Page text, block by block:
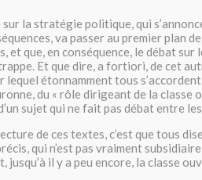
la stratégie politique, qui
va passer au premier plan
et que, en conséquence, le débat sur
Et que dire, a fortiori, de cet
étonnamment tous
du « rôle dirigeant de la classe
sujet qui ne fait pas débat entre
de ces textes, c’est que tous
qui n’est pas vraiment
jusqu’à il y a peu encore, la classe